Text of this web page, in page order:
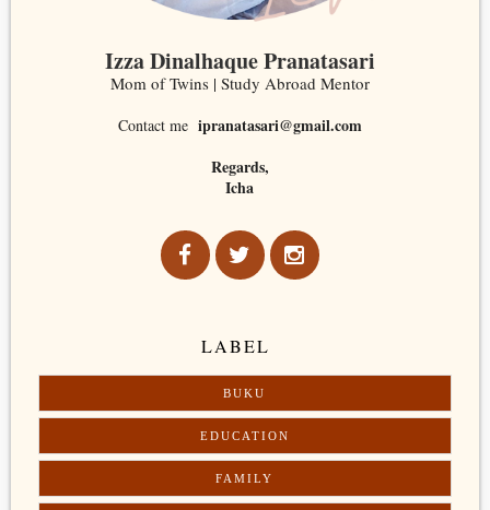
Izza Dinalhaque Pranatasari
Mom of Twins | Study Abroad Mentor
Contact me ipranatasari@gmail.com
Regards,
Icha
LABEL
BUKU
EDUCATION
FAMILY